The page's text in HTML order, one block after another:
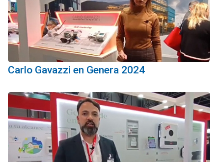
Carlo Gavazzi en Genera 2024